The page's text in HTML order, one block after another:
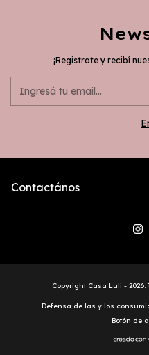
¡Registrate y recibí
Contactános
Copyright Casa Luli -
Defensa de las y los
Botón de